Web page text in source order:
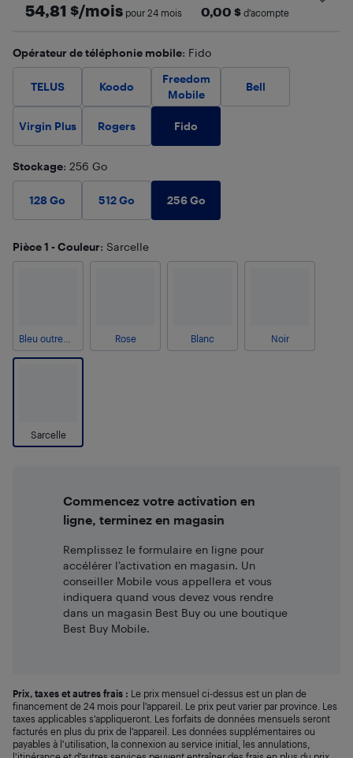
54,81 $/mois pour 24 mois 0,00 $ d’acompte
Opérateur de téléphonie mobile: Fido
TELUS Koodo
Freedom
Mobile
Bell
Virgin Plus Rogers Fido
Stockage: 256 Go
128 Go 512 Go 256 Go
Pièce 1 - Couleur: Sarcelle
Rose Blanc Noir
Sarcelle
Commencez votre activation en
ligne, terminez en magasin
Remplissez le formulaire en ligne pour
accélérer l’activation en magasin. Un
conseiller Mobile vous appellera et vous
indiquera quand vous devez vous rendre
dans un magasin Best Buy ou une boutique
Best Buy Mobile.
Prix, taxes et autres frais : Le prix mensuel ci-dessus est un plan de
financement de 24 mois pour l’appareil. Le prix peut varier par province. Les
taxes applicables s’appliqueront. Les forfaits de données mensuels seront
facturés en plus du prix de l’appareil. Les données supplémentaires ou
payables à l’utilisation, la connexion au service initial, les annulations,